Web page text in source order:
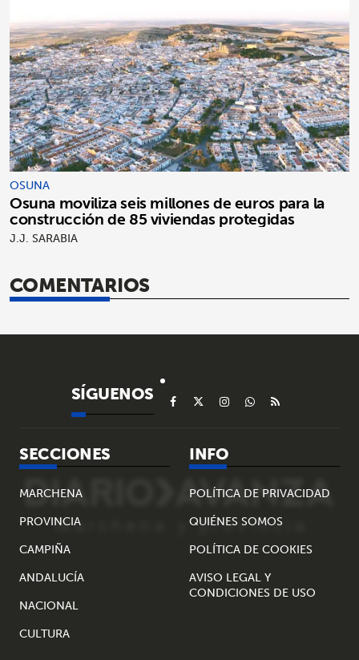
OSUNA
Osuna moviliza seis millones de euros para la
construcción de 85 viviendas protegidas
J.J. SARABIA
COMENTARIOS
SÍGUENOS
SECCIONES
MARCHENA
PROVINCIA
CAMPIÑA
ANDALUCÍA
NACIONAL
CULTURA
INFO
POLÍTICA DE PRIVACIDAD
QUIÉNES SOMOS
POLÍTICA DE COOKIES
AVISO LEGAL Y
CONDICIONES DE USO